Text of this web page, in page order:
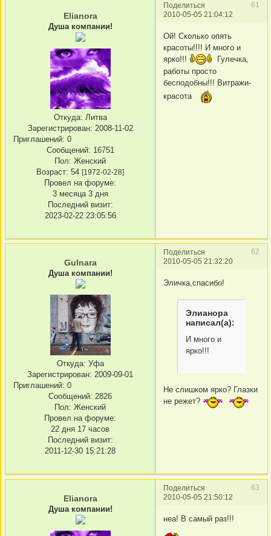
Поделиться
61
2010-05-05 21:04:12
Elianora
Душа компании!
Откуда: Литва
Зарегистрирован: 2008-11-02
Приглашений: 0
Сообщений: 16751
Пол: Женский
Возраст: 54 [1972-02-28]
Провел на форуме:
3 месяца 3 дня
Последний визит:
2023-02-22 23:05:56
Ой! Сколько опять
красоты!!!! И много и
ярко!!!
Гулечка,
работы просто
бесподобны!!! Витражи-
красота
Поделиться
62
2010-05-05 21:32:20
Gulnara
Душа компании!
Откуда: Уфа
Зарегистрирован: 2009-09-01
Приглашений: 0
Сообщений: 2826
Пол: Женский
Провел на форуме:
22 дня 17 часов
Последний визит:
2011-12-30 15:21:28
Эличка,спасибо!
Элианора
написал(а):
И много и
ярко!!!
Не слишком ярко? Глазки
не режет?
Поделиться
63
2010-05-05 21:50:12
Elianora
Душа компании!
неа! В самый раз!!!